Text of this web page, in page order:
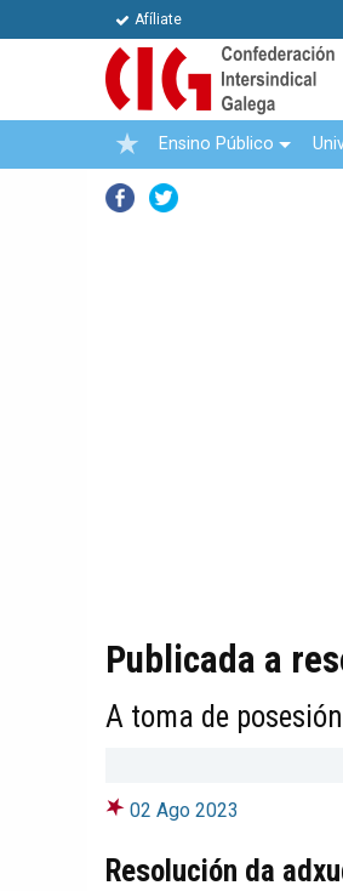
Afíliate
Ensino Público
Facebook
Publicada a
A toma de
02 Ago 2023
Resolución da